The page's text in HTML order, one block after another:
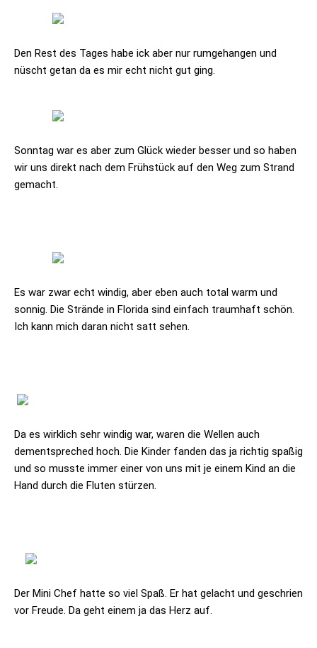
Den Rest des Tages habe ick aber nur rumgehangen und
nüscht getan da es mir echt nicht gut ging.
Sonntag war es aber zum Glück wieder besser und so haben
wir uns direkt nach dem Frühstück auf den Weg zum Strand
gemacht.
Es war zwar echt windig, aber eben auch total warm und
sonnig. Die Strände in Florida sind einfach traumhaft schön.
Ich kann mich daran nicht satt sehen.
Da es wirklich sehr windig war, waren die Wellen auch
dementspreched hoch. Die Kinder fanden das ja richtig spaßig
und so musste immer einer von uns mit je einem Kind an die
Hand durch die Fluten stürzen.
Der Mini Chef hatte so viel Spaß. Er hat gelacht und geschrien
vor Freude. Da geht einem ja das Herz auf.